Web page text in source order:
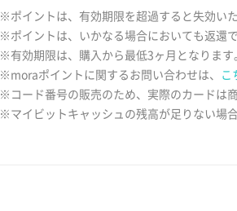
※ポイントは、有効期限を超過すると失効いた
※ポイントは、いかなる場合においても返還で
※有効期限は、購入から最低3ヶ月となります
※moraポイントに関するお問い合わせは、
こ
※コード番号の販売のため、実際のカードは
※マイビットキャッシュの残高が足りない場